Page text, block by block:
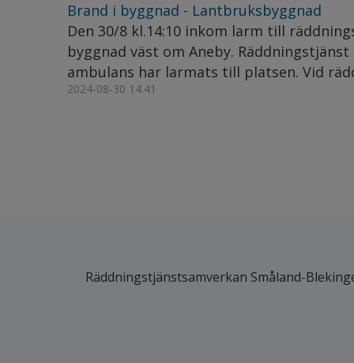
Brand i byggnad - Lantbruksbyggnad
Den 30/8 kl.14:10 inkom larm till
byggnad väst om Aneby.
ambulans har larmats till platsen. Vid
2024-08-30 14.41
Räddningstjänstsamverkan Småland-